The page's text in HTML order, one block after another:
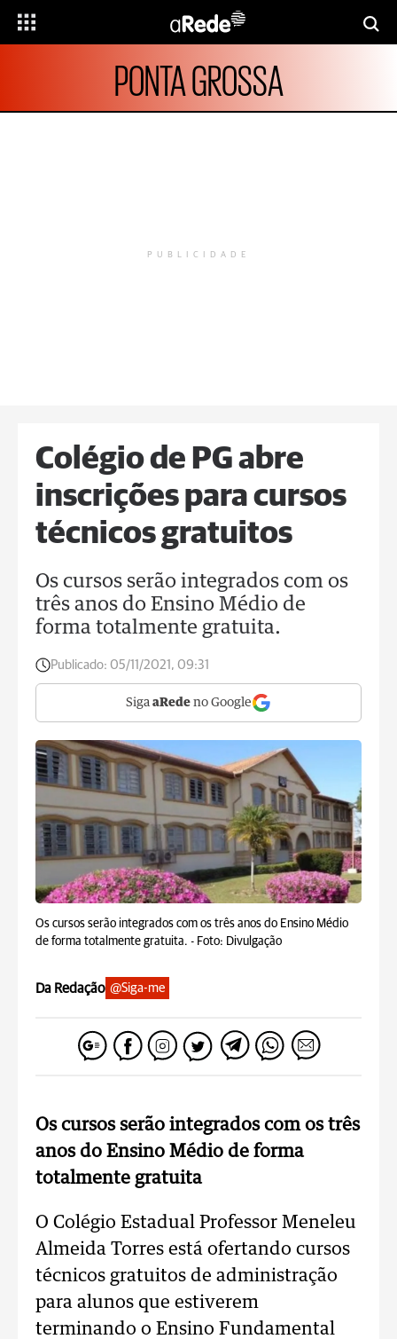
PONTA GROSSA
PUBLICIDADE
Colégio de PG abre
inscrições para cursos
técnicos gratuitos
Os cursos serão integrados com os
três anos do Ensino Médio de
forma totalmente gratuita.
Publicado: 05/11/2021, 09:31
Siga aRede no Google
Os cursos serão integrados com os três anos do Ensino Médio
de forma totalmente gratuita. - Foto: Divulgação
Da Redação @Siga-me
Os cursos serão integrados com os três
anos do Ensino Médio de forma
totalmente gratuita
O Colégio Estadual Professor Meneleu
Almeida Torres está ofertando cursos
técnicos gratuitos de administração
para alunos que estiverem
terminando o Ensino Fundamental